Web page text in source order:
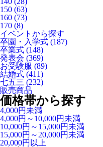
150 (63)
160 (73)
170 (8)
イベントから探す
卒園・入学式 (187)
卒業式 (148)
発表会 (369)
お受験服 (89)
結婚式 (411)
七五三 (232)
販売商品
価格帯から探す
4,000円未満
4,000円～10,000円未満
10,000円～15,000円未満
15,000円～20,000円未満
20,000円以上